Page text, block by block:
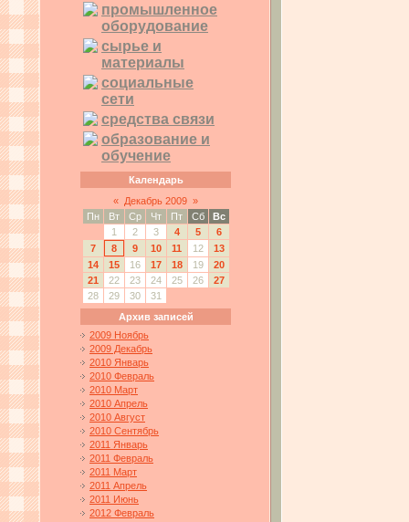
промышленное
оборудование
сырье и
материалы
социальные
сети
средства связи
образование и
обучение
Календарь
« Декабрь 2009 »
Пн
Вт Ср Чт Пт Сб
Вс
1
2 3 4 5
6
7
8 9 10 11 12
13
14
15 16 17 18 19
20
21
22 23 24 25 26
27
28
29 30
31
Архив записей
2009 Ноябрь
2009 Декабрь
2010 Январь
2010 Февраль
2010 Март
2010 Апрель
2010 Август
2010 Сентябрь
2011 Январь
2011 Февраль
2011 Март
2011 Апрель
2011 Июнь
2012 Февраль